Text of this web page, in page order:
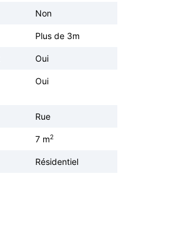
Non
Plus de 3m
Oui
Oui
Rue
7 m2
Résidentiel